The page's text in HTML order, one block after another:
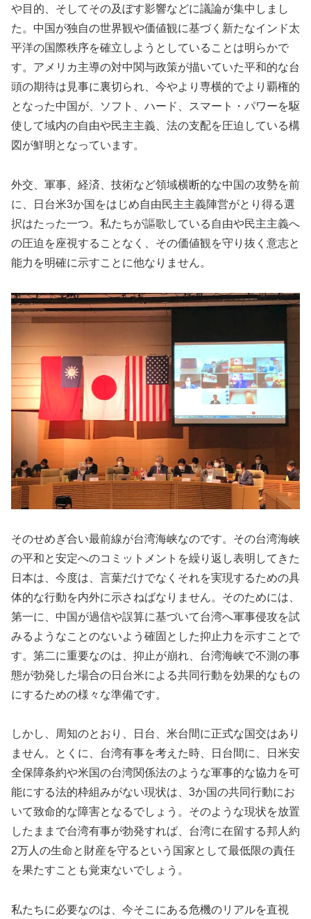
や目的、そしてその及ぼす影響などに議論が集中しまし
た。中国が独自の世界観や価値観に基づく新たなインド太
平洋の国際秩序を確立しようとしていることは明らかで
す。アメリカ主導の対中関与政策が描いていた平和的な台
頭の期待は見事に裏切られ、今やより専横的でより覇権的
となった中国が、ソフト、ハード、スマート・パワーを駆
使して域内の自由や民主主義、法の支配を圧迫している構
図が鮮明となっています。
外交、軍事、経済、技術など領域横断的な中国の攻勢を前
に、日台米3か国をはじめ自由民主主義陣営がとり得る選
択はたった一つ。私たちが謳歌している自由や民主主義へ
の圧迫を座視することなく、その価値観を守り抜く意志と
能力を明確に示すことに他なりません。
そのせめぎ合い最前線が台湾海峡なのです。その台湾海峡
の平和と安定へのコミットメントを繰り返し表明してきた
日本は、今度は、言葉だけでなくそれを実現するための具
体的な行動を内外に示さねばなりません。そのためには、
第一に、中国が過信や誤算に基づいて台湾へ軍事侵攻を試
みるようなことのないよう確固とした抑止力を示すことで
す。第二に重要なのは、抑止が崩れ、台湾海峡で不測の事
態が勃発した場合の日台米による共同行動を効果的なもの
にするための様々な準備です。
しかし、周知のとおり、日台、米台間に正式な国交はあり
ません。とくに、台湾有事を考えた時、日台間に、日米安
全保障条約や米国の台湾関係法のような軍事的な協力を可
能にする法的枠組みがない現状は、3か国の共同行動にお
いて致命的な障害となるでしょう。そのような現状を放置
したままで台湾有事が勃発すれば、台湾に在留する邦人約
2万人の生命と財産を守るという国家として最低限の責任
を果たすことも覚束ないでしょう。
私たちに必要なのは、今そこにある危機のリアルを直視